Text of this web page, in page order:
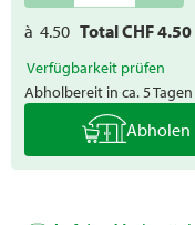
à 4.50 Total CHF4.50
Verfügbarkeit prüfen
Abholbereit in ca. 5 Tagen
Abholen